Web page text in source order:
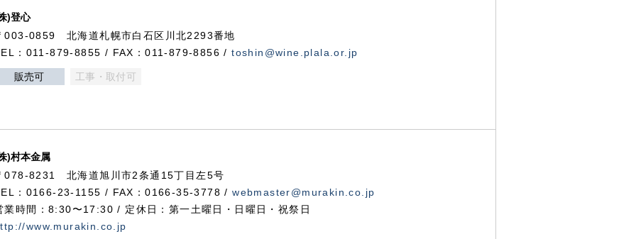
)登心
003-0859 北海道札幌市白石区川北2293番地
：011-879-8855 / FAX：011-879-8856 /toshin@wine.plala.or.jp
販売可 工事・取付可
)村本金属
078-8231 北海道旭川市2条通15丁目左5号
：0166-23-1155 / FAX：0166-35-3778 /webmaster@murakin.co.jp
業時間：8:30〜17:30 / 定休日：第一土曜日・日曜日・祝祭日
www.murakin.co.jp